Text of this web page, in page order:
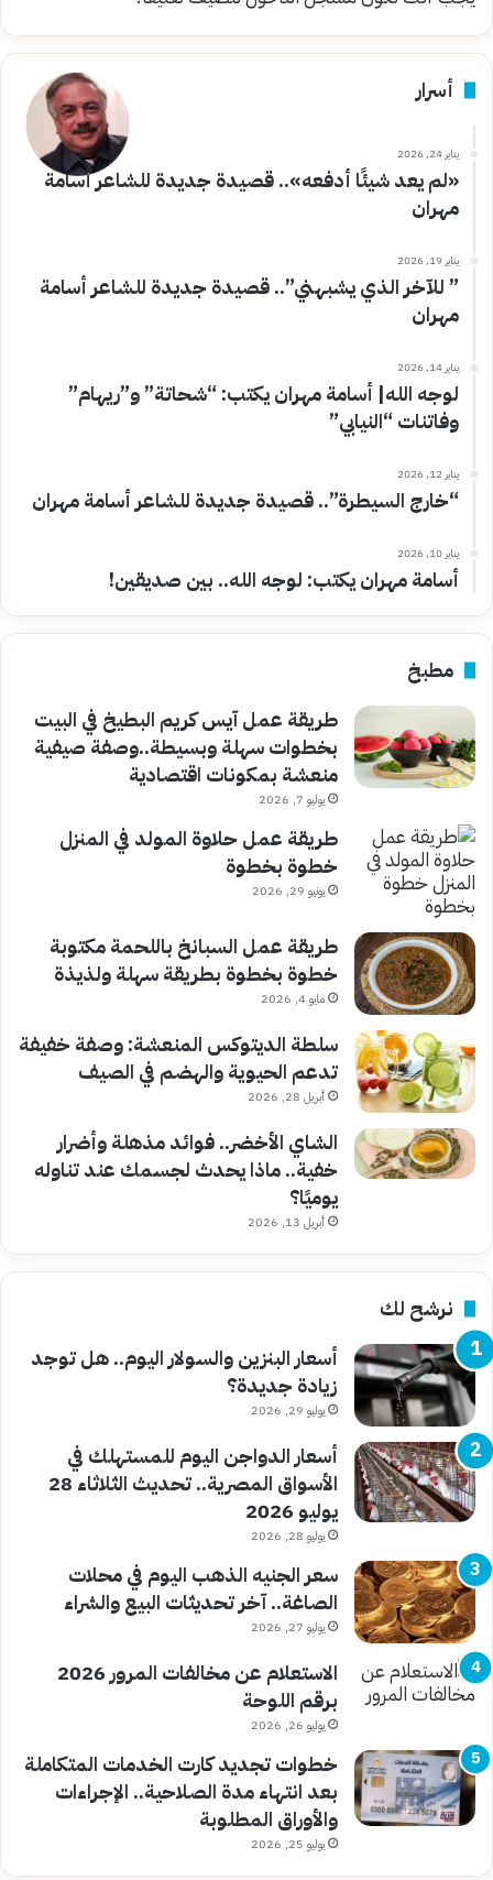
أسرار
يناير 24, 2026
«لم يعد شيئًا أدفعه».. قصيدة جديدة للشاعر أسامة
مهران
يناير 19, 2026
” للآخر الذي يشبهني”.. قصيدة جديدة للشاعر أسامة
مهران
يناير 14, 2026
لوجه الله| أسامة مهران يكتب: “شحاتة” و”ريهام”
وفاتنات “النيابي”
يناير 12, 2026
“خارج السيطرة”.. قصيدة جديدة للشاعر أسامة مهران
يناير 10, 2026
أسامة مهران يكتب: لوجه الله.. بين صديقين!
مطبخ
طريقة عمل آيس كريم البطيخ في البيت
بخطوات سهلة وبسيطة..وصفة صيفية
منعشة بمكونات اقتصادية
يوليو 7, 2026
طريقة عمل حلاوة المولد في المنزل
خطوة بخطوة
يونيو 29, 2026
طريقة عمل السبانخ باللحمة مكتوبة
خطوة بخطوة بطريقة سهلة ولذيذة
مايو 4, 2026
سلطة الديتوكس المنعشة: وصفة خفيفة
تدعم الحيوية والهضم في الصيف
أبريل 28, 2026
الشاي الأخضر.. فوائد مذهلة وأضرار
خفية.. ماذا يحدث لجسمك عند تناوله
يوميًا؟
أبريل 13, 2026
نرشح لك
أسعار البنزين والسولار اليوم.. هل توجد
زيادة جديدة؟
يوليو 29, 2026
أسعار الدواجن اليوم للمستهلك في
الأسواق المصرية.. تحديث الثلاثاء 28
يوليو 2026
يوليو 28, 2026
سعر الجنيه الذهب اليوم في محلات
الصاغة.. آخر تحديثات البيع والشراء
يوليو 27, 2026
الاستعلام عن مخالفات المرور 2026
برقم اللوحة
يوليو 26, 2026
خطوات تجديد كارت الخدمات المتكاملة
بعد انتهاء مدة الصلاحية.. الإجراءات
والأوراق المطلوبة
يوليو 25, 2026